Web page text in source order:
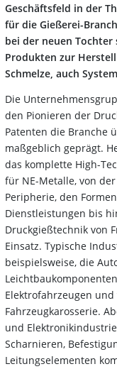
Geschäftsfeld in der
für die Gießerei-
bei der neuen Tochter
Produkten zur
Schmelze, auch
Die
den Pionieren der
Patenten die Branche
maßgeblich geprägt.
das komplette High-
für NE-Metalle, von
Peripherie, den
Dienstleistungen bis
Druckgießtechnik von
Einsatz. Typische
beispielsweise, die
Elektrofahrzeugen
Fahrzeugkarosserie.
und
Scharnieren,
Leitungselementen